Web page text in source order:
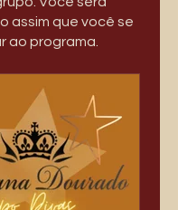
assim que você se
ao programa.